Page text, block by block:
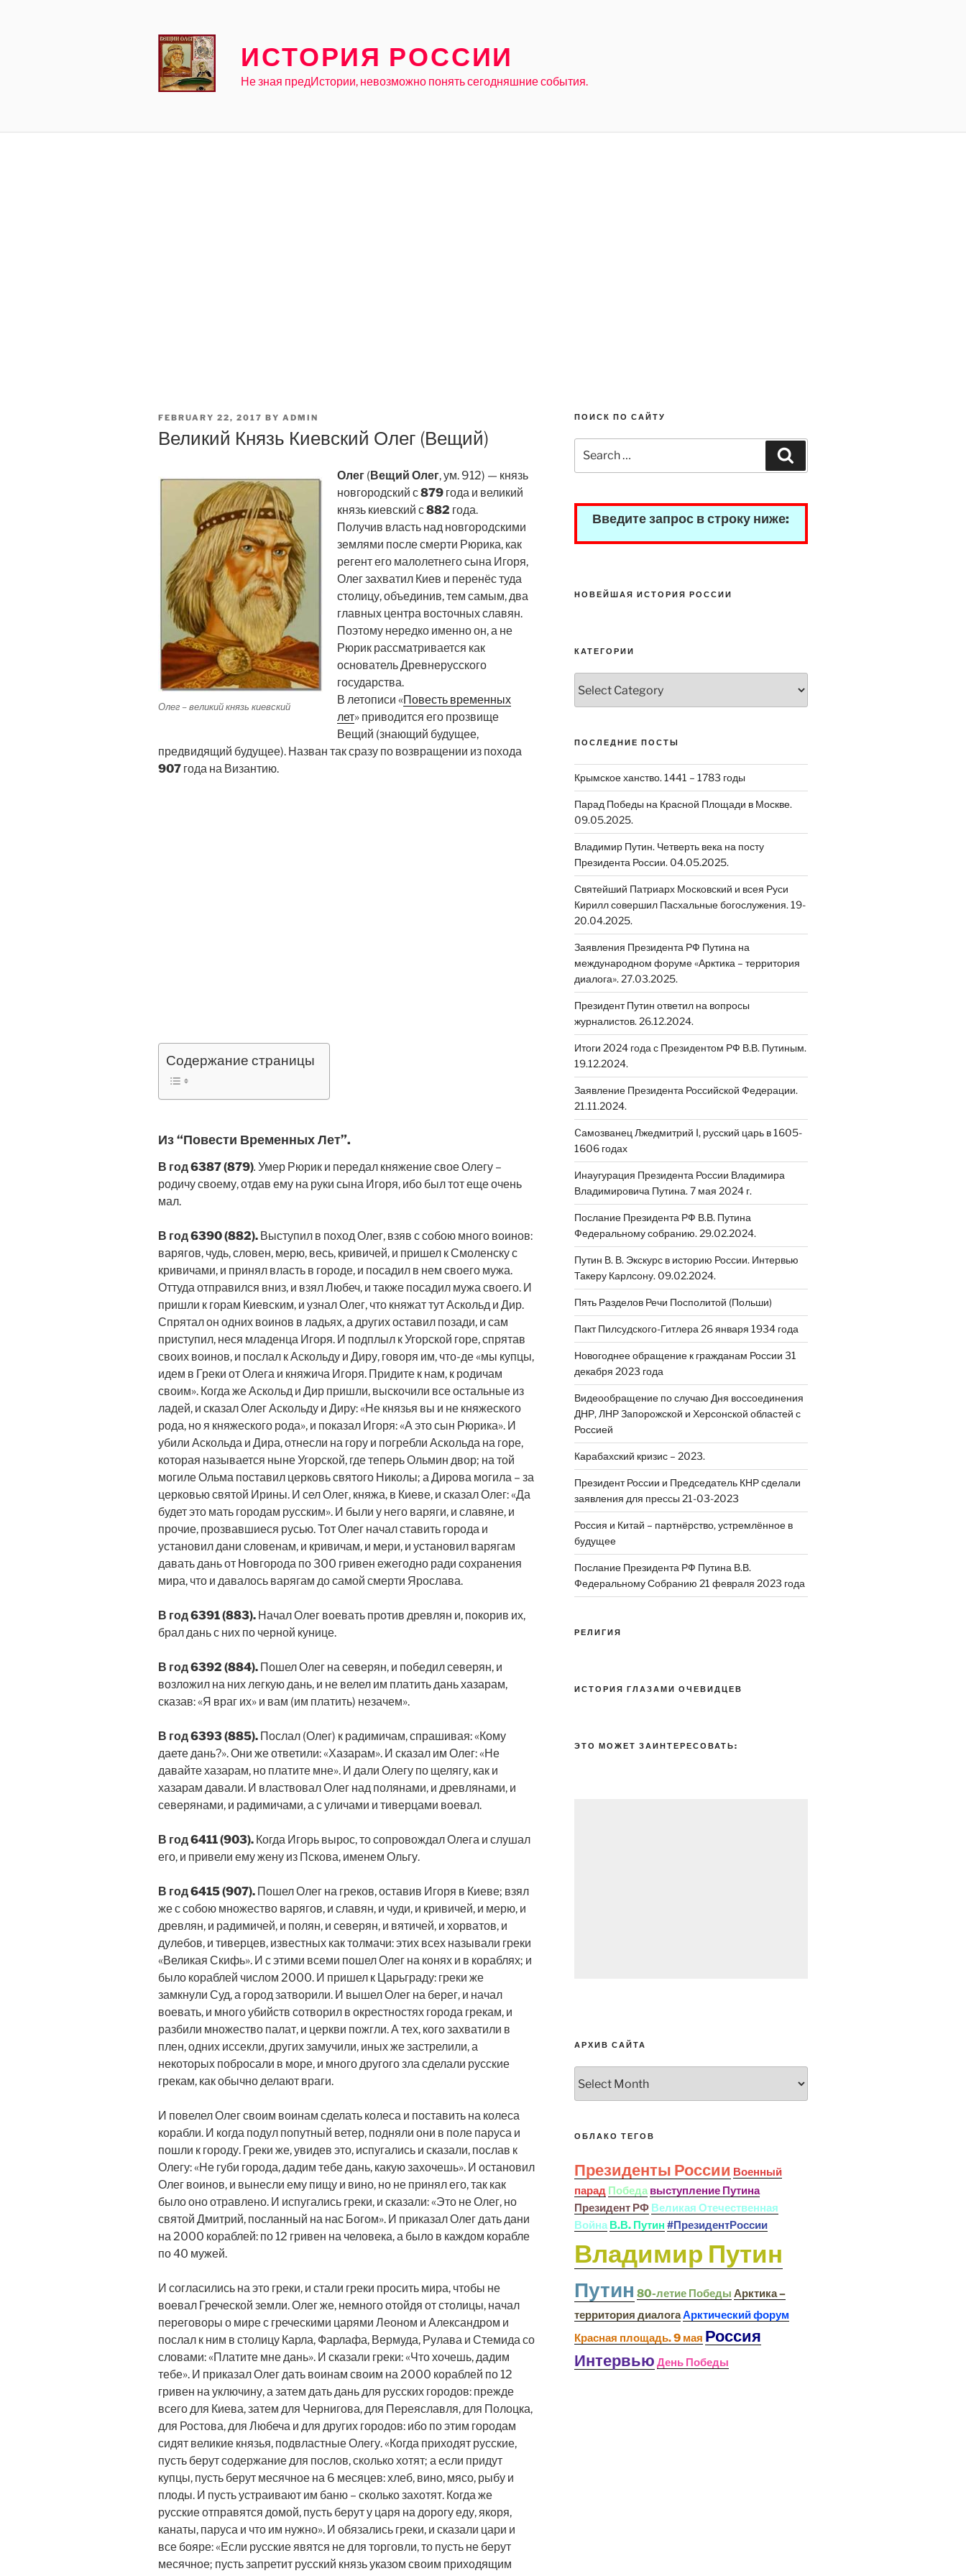
ИСТОРИЯ РОССИИ
Не зная предИстории, невозможно понять сегодняшние события.
POSTED
FEBRUARY 22, 2017 BY ADMIN
Великий Князь Киевский Олег (Вещий)
Олег – великий князь киевский
Олег( Вещий Олег, ум. 912) — князь
новгородский с879года и великий
князь киевский с882 года.
Получив власть над новгородскими
землями после смерти Рюрика, как
регент его малолетнего сына Игоря,
Олег захватил Киев и перенёс туда
столицу, объединив, тем самым, два
главных центра восточных славян.
Поэтому нередко именно он, а не
Рюрик рассматривается как
основатель Древнерусского
государства.
В летописи «Повесть временных
лет» приводится его прозвище
Вещий (знающий будущее,
предвидящий будущее). Назван так сразу по возвращении из похода
907 года на Византию.
Содержание страницы
Из “Повести Временных Лет”.
В год 6387 (879). Умер Рюрик и передал княжение свое Олегу –
родичу своему, отдав ему на руки сына Игоря, ибо был тот еще очень
мал.
В год 6390 (882). Выступил в поход Олег, взяв с собою много воинов:
варягов, чудь, словен, мерю, весь, кривичей, и пришел к Смоленску с
кривичами, и принял власть в городе, и посадил в нем своего мужа.
Оттуда отправился вниз, и взял Любеч, и также посадил мужа своего. И
пришли к горам Киевским, и узнал Олег, что княжат тут Аскольд и Дир.
Спрятал он одних воинов в ладьях, а других оставил позади, и сам
приступил, неся младенца Игоря. И подплыл к Угорской горе, спрятав
своих воинов, и послал к Аскольду и Диру, говоря им, что-де «мы купцы,
идем в Греки от Олега и княжича Игоря. Придите к нам, к родичам
своим». Когда же Аскольд и Дир пришли, выскочили все остальные из
ладей, и сказал Олег Аскольду и Диру: «Не князья вы и не княжеского
рода, но я княжеского рода», и показал Игоря: «А это сын Рюрика». И
убили Аскольда и Дира, отнесли на гору и погребли Аскольда на горе,
которая называется ныне Угорской, где теперь Ольмин двор; на той
могиле Ольма поставил церковь святого Николы; а Дирова могила – за
церковью святой Ирины. И сел Олег, княжа, в Киеве, и сказал Олег: «Да
будет это мать городам русским». И были у него варяги, и славяне, и
прочие, прозвавшиеся русью. Тот Олег начал ставить города и
установил дани словенам, и кривичам, и мери, и установил варягам
давать дань от Новгорода по 300 гривен ежегодно ради сохранения
мира, что и давалось варягам до самой смерти Ярослава.
В год 6391 (883). Начал Олег воевать против древлян и, покорив их,
брал дань с них по черной кунице.
В год 6392 (884). Пошел Олег на северян, и победил северян, и
возложил на них легкую дань, и не велел им платить дань хазарам,
сказав: «Я враг их» и вам (им платить) незачем».
В год 6393 (885). Послал (Олег) к радимичам, спрашивая: «Кому
даете дань?». Они же ответили: «Хазарам». И сказал им Олег: «Не
давайте хазарам, но платите мне». И дали Олегу по щелягу, как и
хазарам давали. И властвовал Олег над полянами, и древлянами, и
северянами, и радимичами, а с уличами и тиверцами воевал.
В год 6411 (903). Когда Игорь вырос, то сопровождал Олега и слушал
его, и привели ему жену из Пскова, именем Ольгу.
В год 6415 (907). Пошел Олег на греков, оставив Игоря в Киеве; взял
же с собою множество варягов, и славян, и чуди, и кривичей, и мерю, и
древлян, и радимичей, и полян, и северян, и вятичей, и хорватов, и
дулебов, и тиверцев, известных как толмачи: этих всех называли греки
«Великая Скифь». И с этими всеми пошел Олег на конях и в кораблях; и
было кораблей числом 2000. И пришел к Царьграду: греки же
замкнули Суд, а город затворили. И вышел Олег на берег, и начал
воевать, и много убийств сотворил в окрестностях города грекам, и
разбили множество палат, и церкви пожгли. А тех, кого захватили в
плен, одних иссекли, других замучили, иных же застрелили, а
некоторых побросали в море, и много другого зла сделали русские
грекам, как обычно делают враги.
И повелел Олег своим воинам сделать колеса и поставить на колеса
корабли. И когда подул попутный ветер, подняли они в поле паруса и
пошли к городу. Греки же, увидев это, испугались и сказали, послав к
Олегу: «Не губи города, дадим тебе дань, какую захочешь». И остановил
Олег воинов, и вынесли ему пищу и вино, но не принял его, так как
было оно отравлено. И испугались греки, и сказали: «Это не Олег, но
святой Дмитрий, посланный на нас Богом». И приказал Олег дать дани
на 2000 кораблей: по 12 гривен на человека, а было в каждом корабле
по 40 мужей.
И согласились на это греки, и стали греки просить мира, чтобы не
воевал Греческой земли. Олег же, немного отойдя от столицы, начал
переговоры о мире с греческими царями Леоном и Александром и
послал к ним в столицу Карла, Фарлафа, Вермуда, Рулава и Стемида со
словами: «Платите мне дань». И сказали греки: «Что хочешь, дадим
тебе». И приказал Олег дать воинам своим на 2000 кораблей по 12
гривен на уключину, а затем дать дань для русских городов: прежде
всего для Киева, затем для Чернигова, для Переяславля, для Полоцка,
для Ростова, для Любеча и для других городов: ибо по этим городам
сидят великие князья, подвластные Олегу. «Когда приходят русские,
пусть берут содержание для послов, сколько хотят; а если придут
купцы, пусть берут месячное на 6 месяцев: хлеб, вино, мясо, рыбу и
плоды. И пусть устраивают им баню – сколько захотят. Когда же
русские отправятся домой, пусть берут у царя на дорогу еду, якоря,
канаты, паруса и что им нужно». И обязались греки, и сказали цари и
все бояре: «Если русские явятся не для торговли, то пусть не берут
месячное; пусть запретит русский князь указом своим приходящим
ПОИСК ПО САЙТУ
for:
Введите запрос в строку ниже:
НОВЕЙШАЯ ИСТОРИЯ РОССИИ
КАТЕГОРИИ
ПОСЛЕДНИЕ ПОСТЫ
Крымское ханство. 1441 – 1783 годы
Парад Победы на Красной Площади в Москве.
09.05.2025.
Владимир Путин. Четверть века на посту
Президента России. 04.05.2025.
Святейший Патриарх Московский и всея Руси
Кирилл совершил Пасхальные богослужения. 19-
20.04.2025.
Заявления Президента РФ Путина на
международном форуме «Арктика – территория
диалога». 27.03.2025.
Президент Путин ответил на вопросы
журналистов. 26.12.2024.
Итоги 2024 года с Президентом РФ В.В. Путиным.
19.12.2024.
Заявление Президента Российской Федерации.
21.11.2024.
Cамозванец Лжедмитрий I, русский царь в 1605-
1606 годах
Инаугурация Президента России Владимира
Владимировича Путина. 7 мая 2024 г.
Послание Президента РФ В.В. Путина
Федеральному собранию. 29.02.2024.
Путин В. В. Экскурс в историю России. Интервью
Такеру Карлсону. 09.02.2024.
Пять Разделов Речи Посполитой (Польши)
Пакт Пилсудского-Гитлера 26 января 1934 года
Новогоднее обращение к гражданам России 31
декабря 2023 года
Видеообращение по случаю Дня воссоединения
ДНР, ЛНР Запорожской и Херсонской областей с
Россией
Карабахский кризис – 2023.
Президент России и Председатель КНР сделали
заявления для прессы 21-03-2023
Россия и Китай – партнёрство, устремлённое в
будущее
Послание Президента РФ Путина В.В.
Федеральному Собранию 21 февраля 2023 года
РЕЛИГИЯ
ИСТОРИЯ ГЛАЗАМИ ОЧЕВИДЦЕВ
ЭТО МОЖЕТ ЗАИНТЕРЕСОВАТЬ:
АРХИВ САЙТА
сайта
ОБЛАКО ТЕГОВ
Президенты России Военный
парад Победа выступление Путина
Президент РФ Великая Отечественная
Война В.В. Путин #ПрезидентРоссии
Владимир Путин
Путин 80-летие Победы Арктика –
территория диалогаАрктический форум
Красная площадь. 9 мая Россия
Интервью День Победы